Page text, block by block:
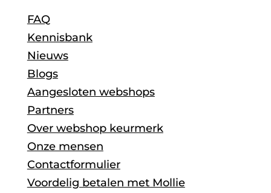
FAQ
Kennisbank
Nieuws
Blogs
Aangesloten webshops
Partners
Over webshop keurmerk
Onze mensen
Contactformulier
Voordelig betalen met Mollie